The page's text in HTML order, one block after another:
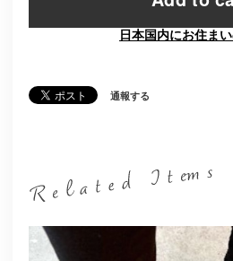
日本国内にお住ま
通報する